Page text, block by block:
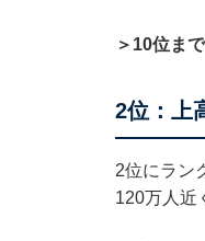
＞10位ま
2位：上
2位にラン
120万人近